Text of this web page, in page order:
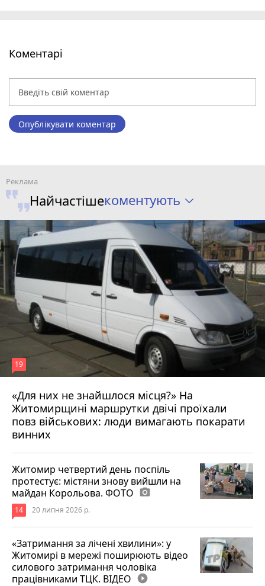
Коментарі
Опублікувати коментар
Найчастішекоментують
«Для них не знайшлося місця?» На
Житомирщині маршрутки двічі проїхали
повз військових: люди вимагають покарати
винних
19
17 липня 2026 р.
Житомир четвертий день поспіль
протестує: містяни знову вийшли на
майдан Корольова. ФОТО photo_camera
14 20 липня 2026 р.
«Затримання за лічені хвилини»: у
Житомирі в мережі поширюють відео
силового затримання чоловіка
працівниками ТЦК. ВІДЕО play_circle_filled